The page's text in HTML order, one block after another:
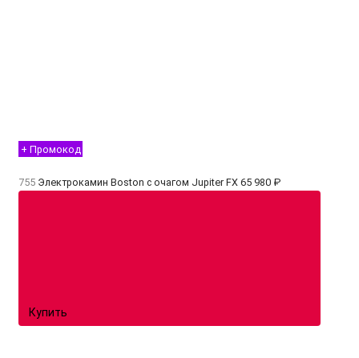
+ Промокод
755 Электрокамин Boston с очагом Jupiter FX 65 980 ₽
Купить